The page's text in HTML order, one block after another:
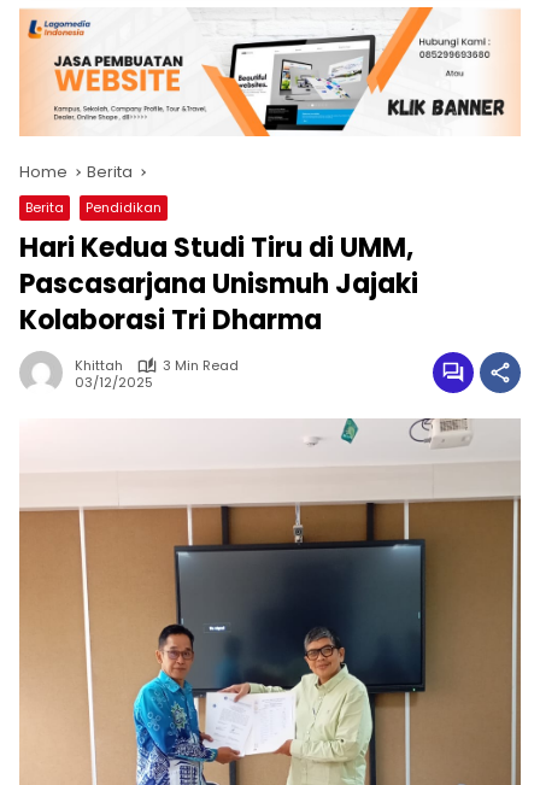
Home Berita
Berita Pendidikan
Hari Kedua Studi Tiru di UMM,
Pascasarjana Unismuh Jajaki
Kolaborasi Tri Dharma
Khittah
3 Min Read
03/12/2025